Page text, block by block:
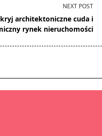
NEXT POST
architektoniczne cuda i
rynek nieruchomości